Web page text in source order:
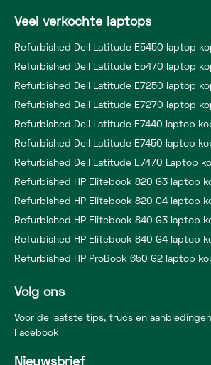
Veel verkochte laptops
Refurbished Dell Latitude E5450 laptop
Refurbished Dell Latitude E5470 laptop
Refurbished Dell Latitude E7250 laptop
Refurbished Dell Latitude E7270 laptop
Refurbished Dell Latitude E7440 laptop
Refurbished Dell Latitude E7450 laptop
Refurbished Dell Latitude E7470 Laptop
Refurbished HP Elitebook 820 G3 laptop
Refurbished HP Elitebook 820 G4 laptop
Refurbished HP Elitebook 840 G3 laptop
Refurbished HP Elitebook 840 G4 laptop
Refurbished HP ProBook 650 G2 laptop
Volg ons
Voor de laatste tips, trucs en
Facebook